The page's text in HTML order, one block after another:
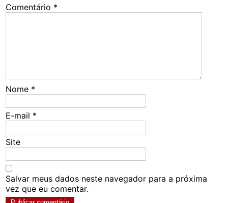
Comentário *
Nome *
E-mail *
Site
Salvar meus dados neste navegador para a próxima
vez que eu comentar.